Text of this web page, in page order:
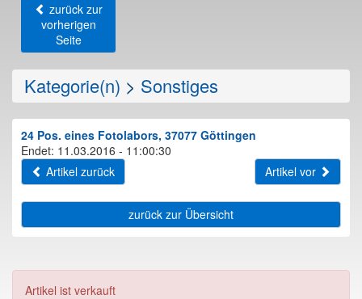
zurück zur
vorherigen
Seite
Kategorie(n) > Sonstiges
24 Pos. eines Fotolabors, 37077 Göttingen
Endet: 11.03.2016 - 11:00:30
Artikel zurück
Artikel vor
zurück zur Übersicht
Artikel ist verkauft